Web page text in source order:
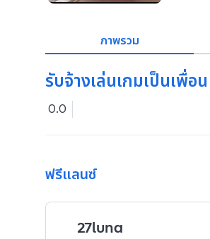
ภาพรวม
รับจ้างเล่นเกมเป็นเพื่อน
0.0
ฟรีแลนซ์
27luna